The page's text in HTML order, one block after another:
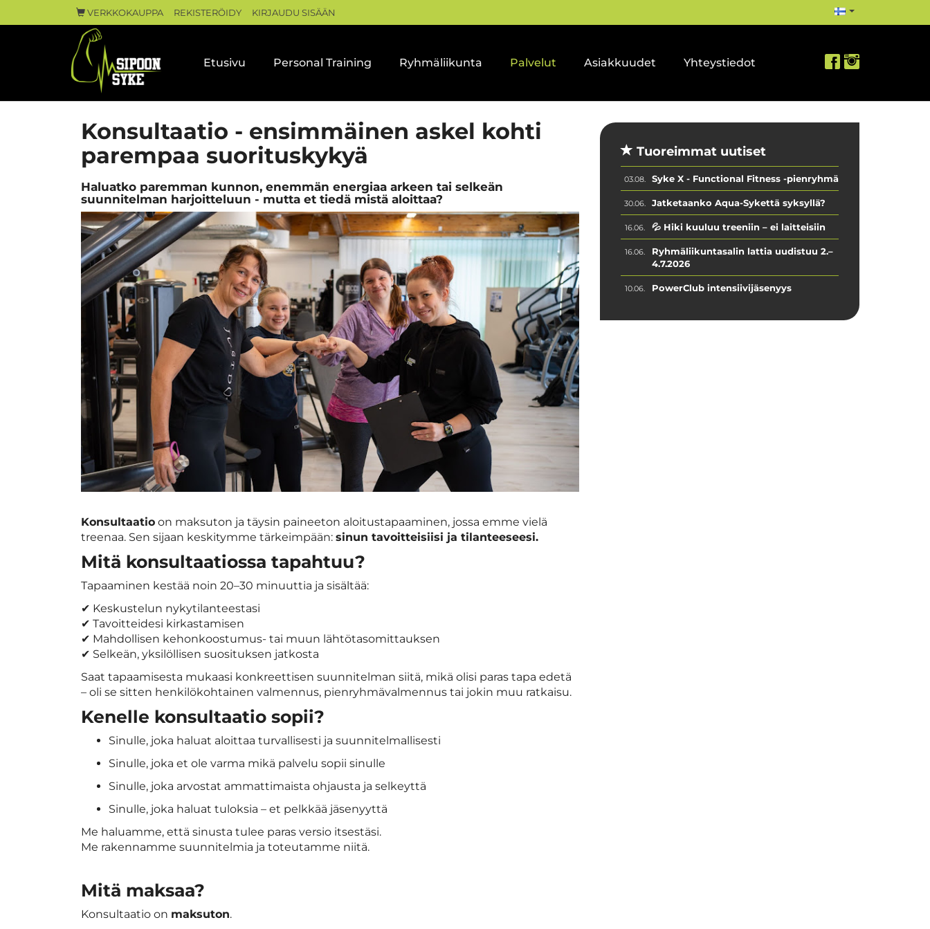
VERKKOKAUPPA REKISTERÖIDY KIRJAUDU SISÄÄN
Etusivu Personal Training Ryhmäliikunta Palvelut Asiakkuudet Yhteystiedot
Konsultaatio - ensimmäinen askel kohti
parempaa suorituskykyä
Haluatko paremman kunnon, enemmän energiaa arkeen tai selkeän
suunnitelman harjoitteluun - mutta et tiedä mistä aloittaa?
Konsultaatio on maksuton ja täysin paineeton aloitustapaaminen, jossa emme vielä
treenaa. Sen sijaan keskitymme tärkeimpään: sinun tavoitteisiisi ja tilanteeseesi.
Mitä konsultaatiossa tapahtuu?
Tapaaminen kestää noin 20–30 minuuttia ja sisältää:
✔ Keskustelun nykytilanteestasi
✔ Tavoitteidesi kirkastamisen
✔ Mahdollisen kehonkoostumus- tai muun lähtötasomittauksen
✔ Selkeän, yksilöllisen suosituksen jatkosta
Saat tapaamisesta mukaasi konkreettisen suunnitelman siitä, mikä olisi paras tapa edetä
– oli se sitten henkilökohtainen valmennus, pienryhmävalmennus tai jokin muu ratkaisu.
Kenelle konsultaatio sopii?
Sinulle, joka haluat aloittaa turvallisesti ja suunnitelmallisesti
Sinulle, joka et ole varma mikä palvelu sopii sinulle
Sinulle, joka arvostat ammattimaista ohjausta ja selkeyttä
Sinulle, joka haluat tuloksia – et pelkkää jäsenyyttä
Me haluamme, että sinusta tulee paras versio itsestäsi.
Me rakennamme suunnitelmia ja toteutamme niitä.
Mitä maksaa?
Konsultaatio on maksuton.
Tuoreimmat uutiset
03.08. Syke X - Functional Fitness -pienryhmä
30.06. Jatketaanko Aqua-Sykettä syksyllä?
16.06. 💦 Hiki kuuluu treeniin – ei laitteisiin
16.06.
Ryhmäliikuntasalin lattia uudistuu 2.–
4.7.2026
10.06. PowerClub intensiivijäsenyys